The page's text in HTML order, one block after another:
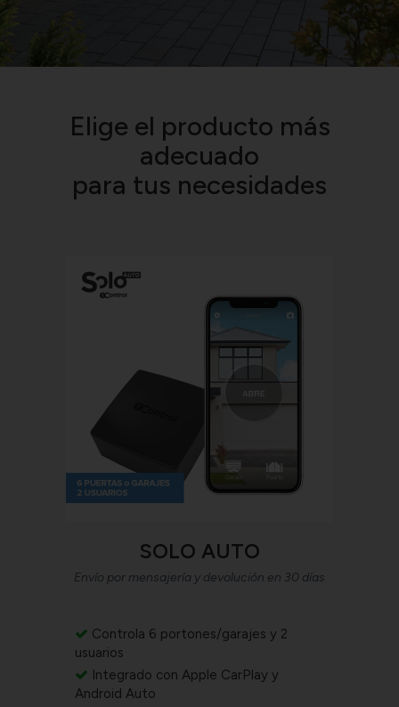
Elige el producto más
adecuado
para tus necesidades
SOLO AUTO
Envío por mensajería y devolución en 30 días
Controla 6 portones/garajes y 2
usuarios
Integrado con Apple CarPlay y
Android Auto